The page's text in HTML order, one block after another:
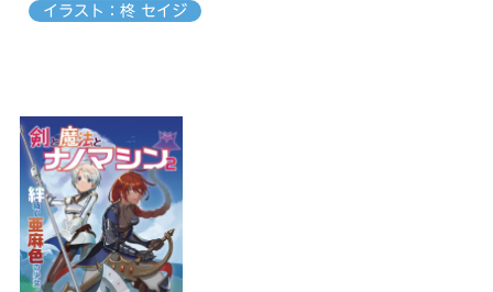
イラスト：柊 セイジ